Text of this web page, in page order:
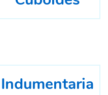
Indumentaria